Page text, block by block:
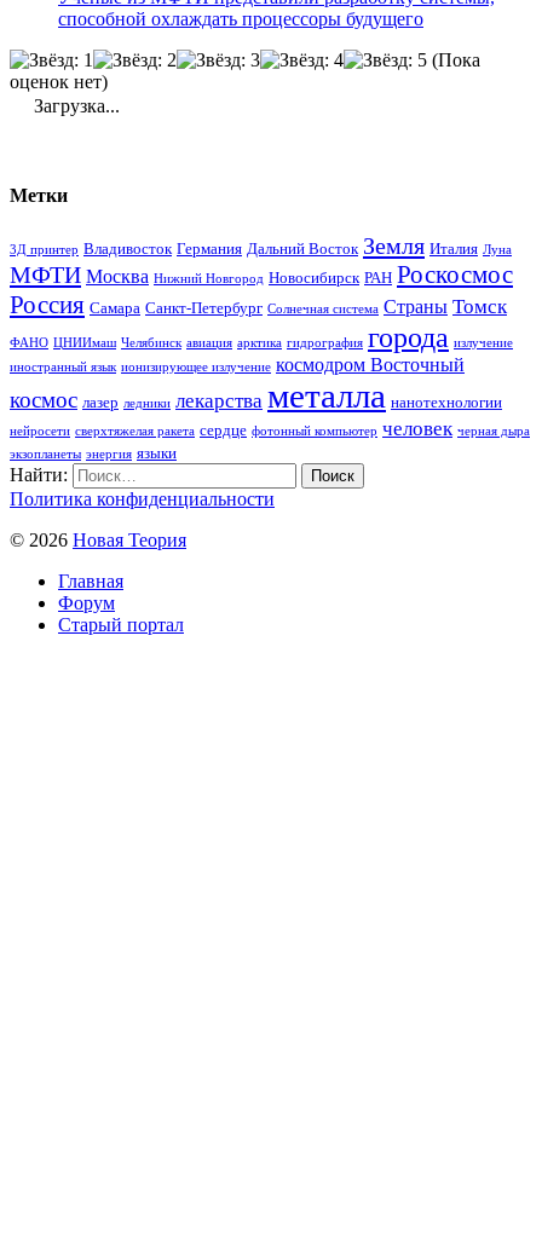
способной охлаждать процессоры будущего
(Пока
оценок нет)
Загрузка...
Метки
3Д принтер Владивосток Германия Дальний Восток Земля Италия Луна
МФТИ Москва Нижний Новгород Новосибирск РАН Роскосмос
Россия Самара Санкт-Петербург Солнечная система Страны Томск
ФАНО ЦНИИмаш Челябинск авиация арктика гидрография города излучение
иностранный язык ионизирующее излучение космодром Восточный
космос лазер ледники лекарства металла нанотехнологии
нейросети сверхтяжелая ракета сердце фотонный компьютер человек черная дыра
экзопланеты энергия языки
Найти:
Политика конфиденциальности
© 2026 Новая Теория
Главная
Форум
Старый портал